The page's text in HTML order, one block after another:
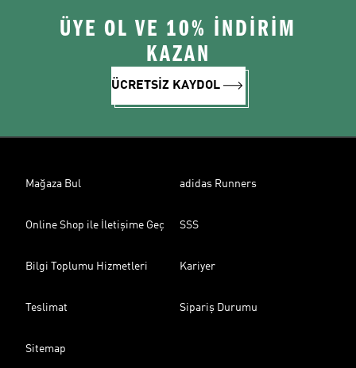
ÜYE OL VE 10% İNDİRİM
KAZAN
ÜCRETSİZ KAYDOL
Mağaza Bul adidas Runners
Online Shop ile İletişime Geç SSS
Bilgi Toplumu Hizmetleri Kariyer
Teslimat Sipariş Durumu
Sitemap